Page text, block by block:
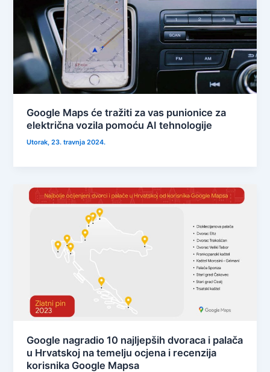
Google Maps će tražiti za vas punionice za
električna vozila pomoću AI tehnologije
Utorak, 23. travnja 2024.
Google nagradio 10 najljepših dvoraca i palača
u Hrvatskoj na temelju ocjena i recenzija
korisnika Google Mapsa